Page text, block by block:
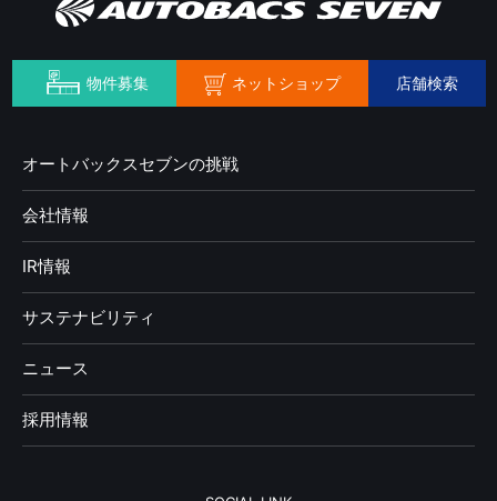
物件募集 ネットショップ 店舗検索
オートバックスセブンの挑戦
会社情報
IR情報
サステナビリティ
ニュース
採用情報